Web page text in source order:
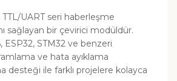
UART seri haberleşme
sağlayan bir çevirici modüldür.
STM32 ve benzeri
ve hata ayıklama
desteği ile farklı projelere kolayca